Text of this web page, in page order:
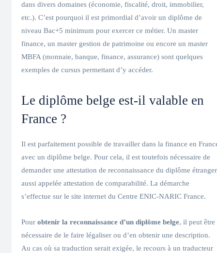
dans divers domaines (économie, fiscalité, droit, immobilier,
etc.). C’est pourquoi il est primordial d’avoir un diplôme de
niveau Bac+5 minimum pour exercer ce métier. Un master
finance, un master gestion de patrimoine ou encore un master
MBFA (monnaie, banque, finance, assurance) sont quelques
exemples de cursus permettant d’y accéder.
Le diplôme belge est-il valable en
France ?
Il est parfaitement possible de travailler dans la finance en
avec un diplôme belge. Pour cela, il est toutefois nécessaire de
demander une attestation de reconnaissance du diplôme
aussi appelée attestation de comparabilité. La démarche
s’effectue sur le site internet du Centre ENIC-NARIC France.
Pour obtenir la reconnaissance d’un diplôme belge, il peut être
nécessaire de le faire légaliser ou d’en obtenir une description.
Au cas où sa traduction serait exigée, le recours à un traducteur